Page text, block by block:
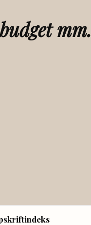
mm.